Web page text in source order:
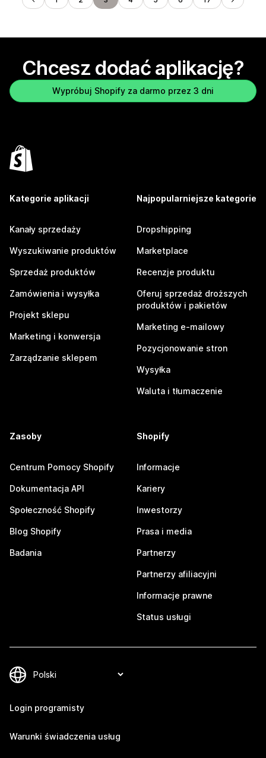
Chcesz dodać aplikację?
Wypróbuj Shopify za darmo przez 3 dni
Kategorie aplikacji
Kanały sprzedaży
Wyszukiwanie produktów
Sprzedaż produktów
Zamówienia i wysyłka
Projekt sklepu
Marketing i konwersja
Zarządzanie sklepem
Najpopularniejsze kategorie
Dropshipping
Marketplace
Recenzje produktu
Oferuj sprzedaż droższych
produktów i pakietów
Marketing e-mailowy
Pozycjonowanie stron
Wysyłka
Waluta i tłumaczenie
Zasoby
Centrum Pomocy Shopify
Dokumentacja API
Społeczność Shopify
Blog Shopify
Badania
Shopify
Informacje
Kariery
Inwestorzy
Prasa i media
Partnerzy
Partnerzy afiliacyjni
Informacje prawne
Status usługi
Login programisty
Warunki świadczenia usług